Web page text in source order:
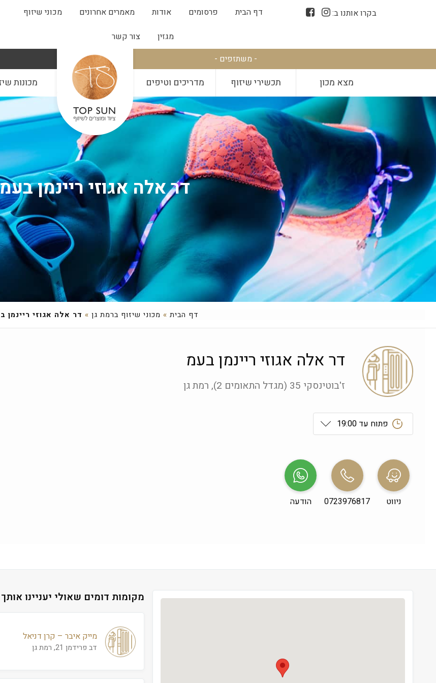
בקרו אותנו ב: דף הבית פרסומים אודות מאמרים אחרונים
מכוני שיזוף
מגזין
צור קשר
- משתזפים -
מצא מכון תכשירי שיזוף מדריכים וטיפים מכונות
דר אלה אגוזי ריינמן
דף הבית » מכוני שיזוף ברמת גן » דר אלה אגוזי ריינמן
דר אלה אגוזי ריינמן בעמ
ז'בוטינסקי 35 (מגדל התאומים 2), רמת גן
פתוח עד 19:00
שני
09:00-19:00
שלישי
רביעי
ניווט 0723976817 הודעה
מקומות דומים שאולי יעניינו אותך
מייק איבר – קרן דניאל
דב פרידמן 21, רמת גן